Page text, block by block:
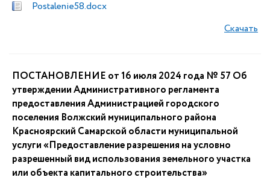
Postalenie58.docx
Скачать
ПОСТАНОВЛЕНИЕ от 16 июля 2024 года № 57 Об
утверждении Административного регламента
предоставления Администрацией городского
поселения Волжский муниципального района
Красноярский Самарской области муниципальной
услуги «Предоставление разрешения на условно
разрешенный вид использования земельного участка
или объекта капитального строительства»